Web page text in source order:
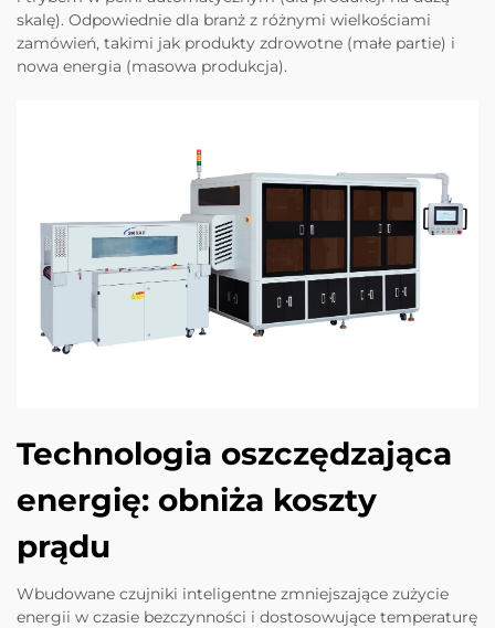
skalę). Odpowiednie dla branż z różnymi wielkościami
zamówień, takimi jak produkty zdrowotne (małe partie) i
nowa energia (masowa produkcja).
Technologia oszczędzająca
energię: obniża koszty
prądu
Wbudowane czujniki inteligentne zmniejszające zużycie
energii w czasie bezczynności i dostosowujące temperaturę